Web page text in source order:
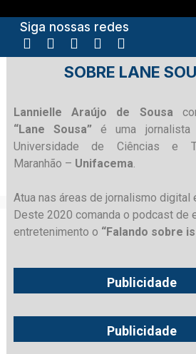
Siga nossas redes
SOBRE LANE
Lannielle Araújo de Sousa
“Lane Sousa” é uma jornalista
Universidade de Ciências e
Maranhão – Unifacema.
Atua nas áreas de jornalismo digital
Deste 2020 comanda o podcast de
entretenimento o “Falando sobre
Publicidade
Publicidade